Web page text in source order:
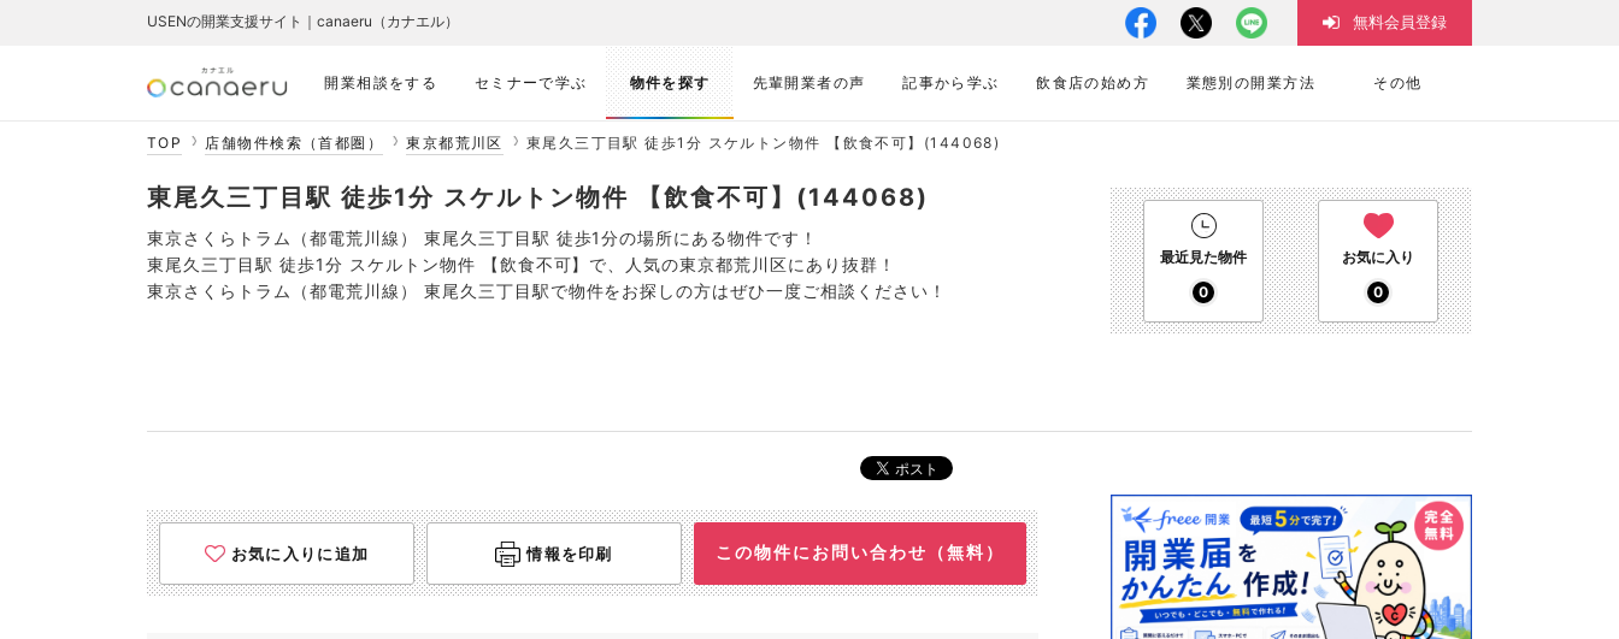
開業相談をする セミナーで学ぶ 物件を探す 先輩開業者の声 記事から学ぶ 飲食店の始め方 業態別の開業方法 その他
USENの開業支援サイト｜canaeru（カナエル） 無料会員登録
TOP 店舗物件検索（首都圏） 東京都荒川区 東尾久三丁目駅 徒歩1分 スケルトン物件 【飲食不可】(144068)
東尾久三丁目駅 徒歩1分 スケルトン物件 【飲食不可】(144068)
東京さくらトラム（都電荒川線） 東尾久三丁目駅 徒歩1分の場所にある物件です！
東尾久三丁目駅 徒歩1分 スケルトン物件 【飲食不可】で、人気の東京都荒川区にあり抜群！
東京さくらトラム（都電荒川線） 東尾久三丁目駅で物件をお探しの方はぜひ一度ご相談ください！
最近見た物件
0
お気に入り
0
お気に入りに追加 情報を印刷 この物件にお問い合わせ（無料）